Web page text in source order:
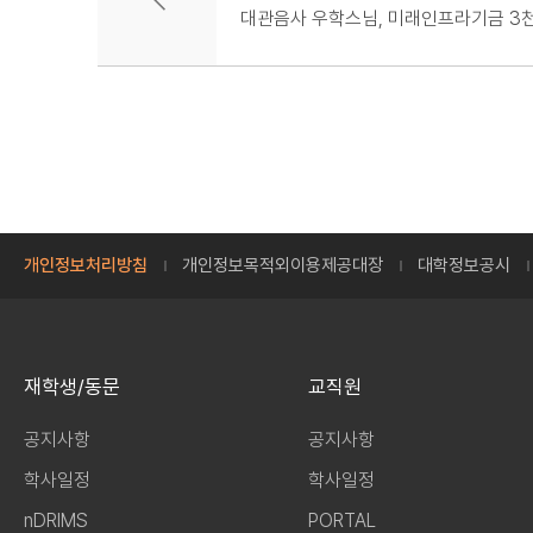
대관음사 우학스님, 미래인프라기금 3
개인정보처리방침 개인정보목적외이용제공대장 대학정보공시
재학생/동문
공지사항
학사일정
nDRIMS
교직원
공지사항
학사일정
PORTAL